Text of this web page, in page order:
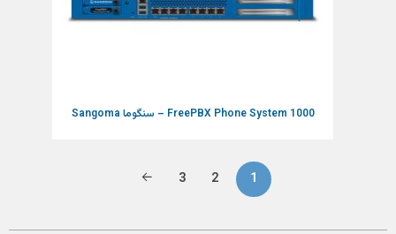
FreePBX Phone System 1000 – سنگوما Sangoma
1
2
3